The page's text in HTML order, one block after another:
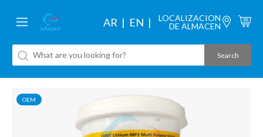
AR EN
LOCALIZACION
DE ALMACEN
OEM